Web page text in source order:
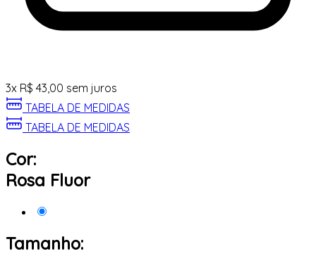
3x R$ 43,00 sem juros
TABELA DE MEDIDAS
TABELA DE MEDIDAS
Cor:
Rosa Fluor
Tamanho: